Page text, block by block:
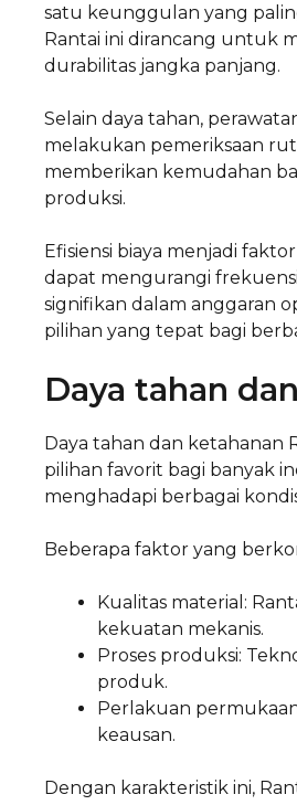
satu keunggulan yang
Rantai ini dirancang untuk
durabilitas jangka panjang.
Selain daya tahan,
melakukan pemeriksaan
memberikan kemudahan
produksi.
Efisiensi biaya menjadi
dapat mengurangi
signifikan dalam anggaran
pilihan yang tepat bagi
Daya tahan
Daya tahan dan ketahanan
pilihan favorit bagi banyak
menghadapi berbagai
Beberapa faktor yang
Kualitas material:
kekuatan mekanis.
Proses produksi:
produk.
Perlakuan
keausan.
Dengan karakteristik ini,